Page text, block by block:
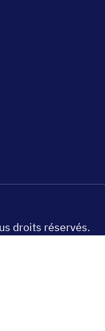
droits réservés.